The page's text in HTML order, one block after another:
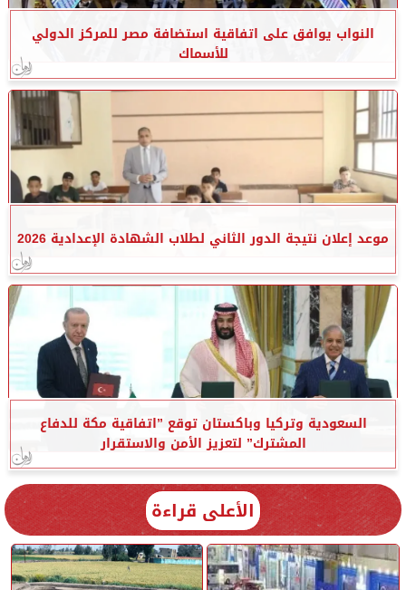
النواب يوافق على اتفاقية استضافة مصر للمركز الدولي
للأسماك
موعد إعلان نتيجة الدور الثاني لطلاب الشهادة الإعدادية 2026
السعودية وتركيا وباكستان توقع ”اتفاقية مكة للدفاع
المشترك” لتعزيز الأمن والاستقرار
الأعلى قراءة